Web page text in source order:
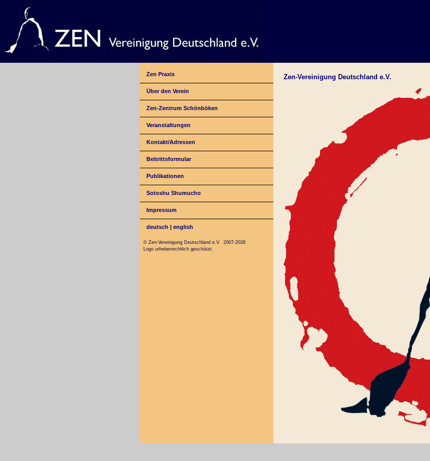
Zen Praxis
Über den Verein
Zen-Zentrum Schönböken
Veranstaltungen
Kontakt/Adressen
Beitrittsformular
Publikationen
Sotoshu Shumucho
Impressum
deutsch |english
Zen-Vereinigung Deutschland e.V.
© Zen-Vereinigung Deutschland e.V. 2007-2026
Logo urheberrechtlich geschützt.